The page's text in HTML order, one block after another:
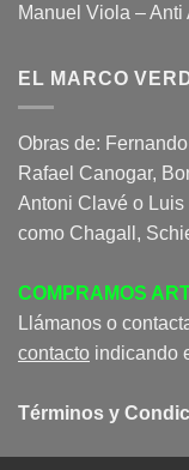
Manuel Viola – Anti
EL MARCO
Obras de:
Rafael Canogar,
Antoni Clavé o
como Chagall,
COMPRAMOS
Llámanos o
contacto indicando
Términos y